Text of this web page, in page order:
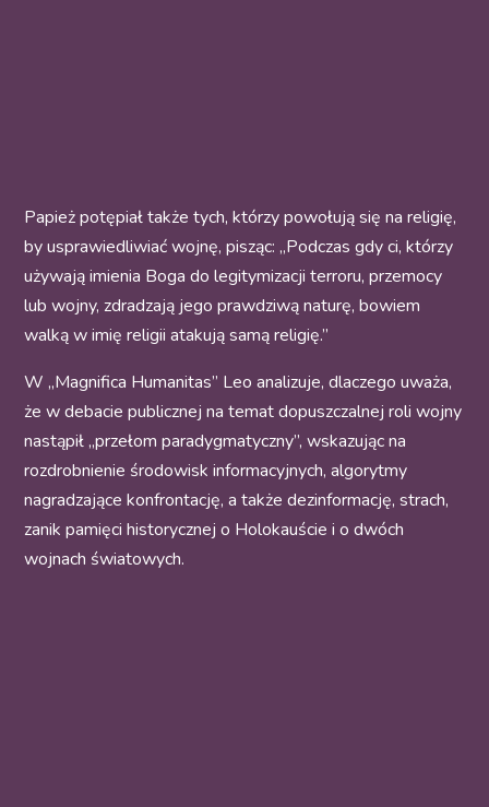
Papież potępiał także tych, którzy powołują się na religię,
by usprawiedliwiać wojnę, pisząc: „Podczas gdy ci, którzy
używają imienia Boga do legitymizacji terroru, przemocy
lub wojny, zdradzają jego prawdziwą naturę, bowiem
walką w imię religii atakują samą religię.”
W „Magnifica Humanitas” Leo analizuje, dlaczego uważa,
że w debacie publicznej na temat dopuszczalnej roli wojny
nastąpił „przełom paradygmatyczny”, wskazując na
rozdrobnienie środowisk informacyjnych, algorytmy
nagradzające konfrontację, a także dezinformację, strach,
zanik pamięci historycznej o Holokauście i o dwóch
wojnach światowych.